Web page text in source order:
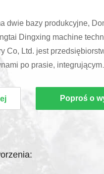
dwie bazy produkcyjne,
Dingxing machine
Co, Ltd. jest
po prasie, integrującym
we wrześniu 2008 roku w
i klientów z ...
Poproś o